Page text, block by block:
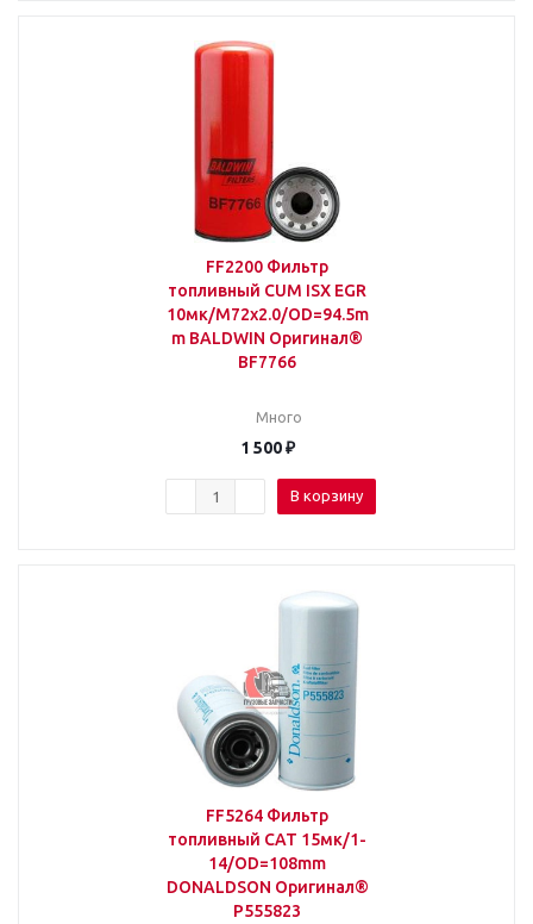
FF2200 Фильтр
топливный CUM ISX EGR
10мк/M72x2.0/OD=94.5m
m BALDWIN Оригинал®
BF7766
Много
1 500₽
В корзину
FF5264 Фильтр
топливный CAT 15мк/1-
14/OD=108mm
DONALDSON Оригинал®
P555823